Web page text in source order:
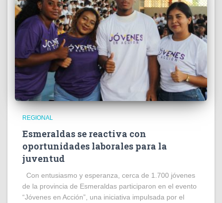
REGIONAL
Esmeraldas se reactiva con
oportunidades laborales para la
juventud
Con entusiasmo y esperanza, cerca de 1.700 jóvenes
de la provincia de Esmeraldas participaron en el evento
“Jóvenes en Acción”, una iniciativa impulsada por el